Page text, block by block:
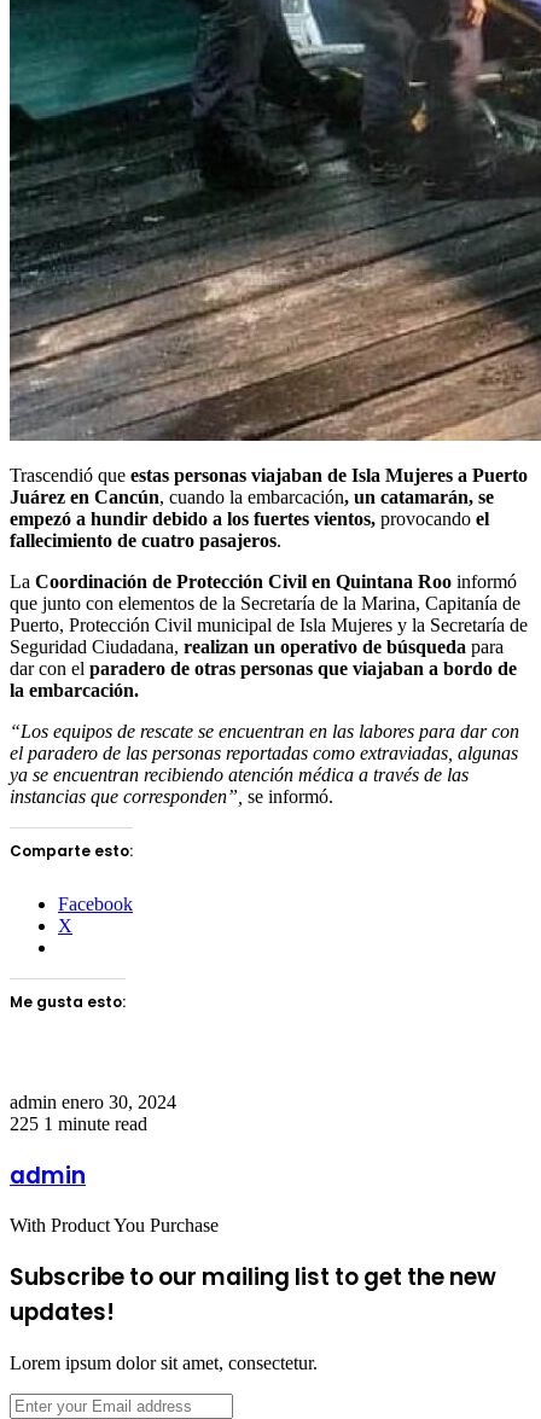
Trascendió que estas personas viajaban de Isla Mujeres a Puerto
Juárez en Cancún, cuando la embarcación, un catamarán, se
empezó a hundir debido a los fuertes vientos, provocando el
fallecimiento de cuatro pasajeros.
La Coordinación de Protección Civil en Quintana Roo informó
que junto con elementos de la Secretaría de la Marina, Capitanía de
Puerto, Protección Civil municipal de Isla Mujeres y la Secretaría de
Seguridad Ciudadana, realizan un operativo de búsqueda para
dar con el paradero de otras personas que viajaban a bordo de
la embarcación.
“Los equipos de rescate se encuentran en las labores para dar con
el paradero de las personas reportadas como extraviadas, algunas
ya se encuentran recibiendo atención médica a través de las
instancias que corresponden”, se informó.
Comparte esto:
Facebook
X
Me gusta esto:
admin Send
an
enero 30, 2024
225 1 minute read
admin
With Product You Purchase
Subscribe to our mailing list to get the new
updates!
Lorem ipsum dolor sit amet, consectetur.
Enter